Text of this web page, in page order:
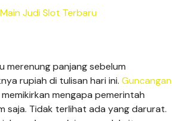
Main Judi Slot Terbaru
merenung panjang sebelum
rupiah di tulisan hari ini. Guncangan
mengapa pemerintah
saja. Tidak terlihat ada yang darurat.